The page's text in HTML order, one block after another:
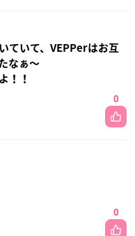
ていて、VEPPerはお互
なぁ〜
！！
0
0